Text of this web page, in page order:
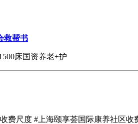
救帮书
床国资养老+护
尺度 #上海颐享荟国际康养社区收